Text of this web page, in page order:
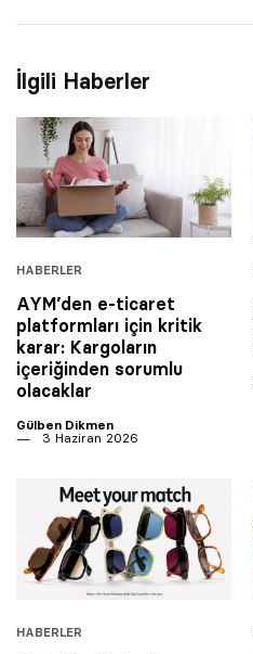
İlgili Haberler
HABERLER
AYM’den e-ticaret
platformları için kritik
karar: Kargoların
içeriğinden sorumlu
olacaklar
Gülben Dikmen
3 Haziran 2026
HABERLER